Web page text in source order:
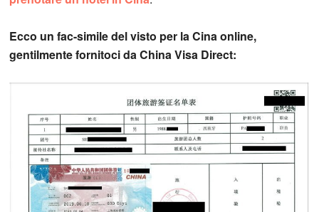
Ecco un fac-simile del visto per la Cina online,
gentilmente fornitoci da China Visa Direct: